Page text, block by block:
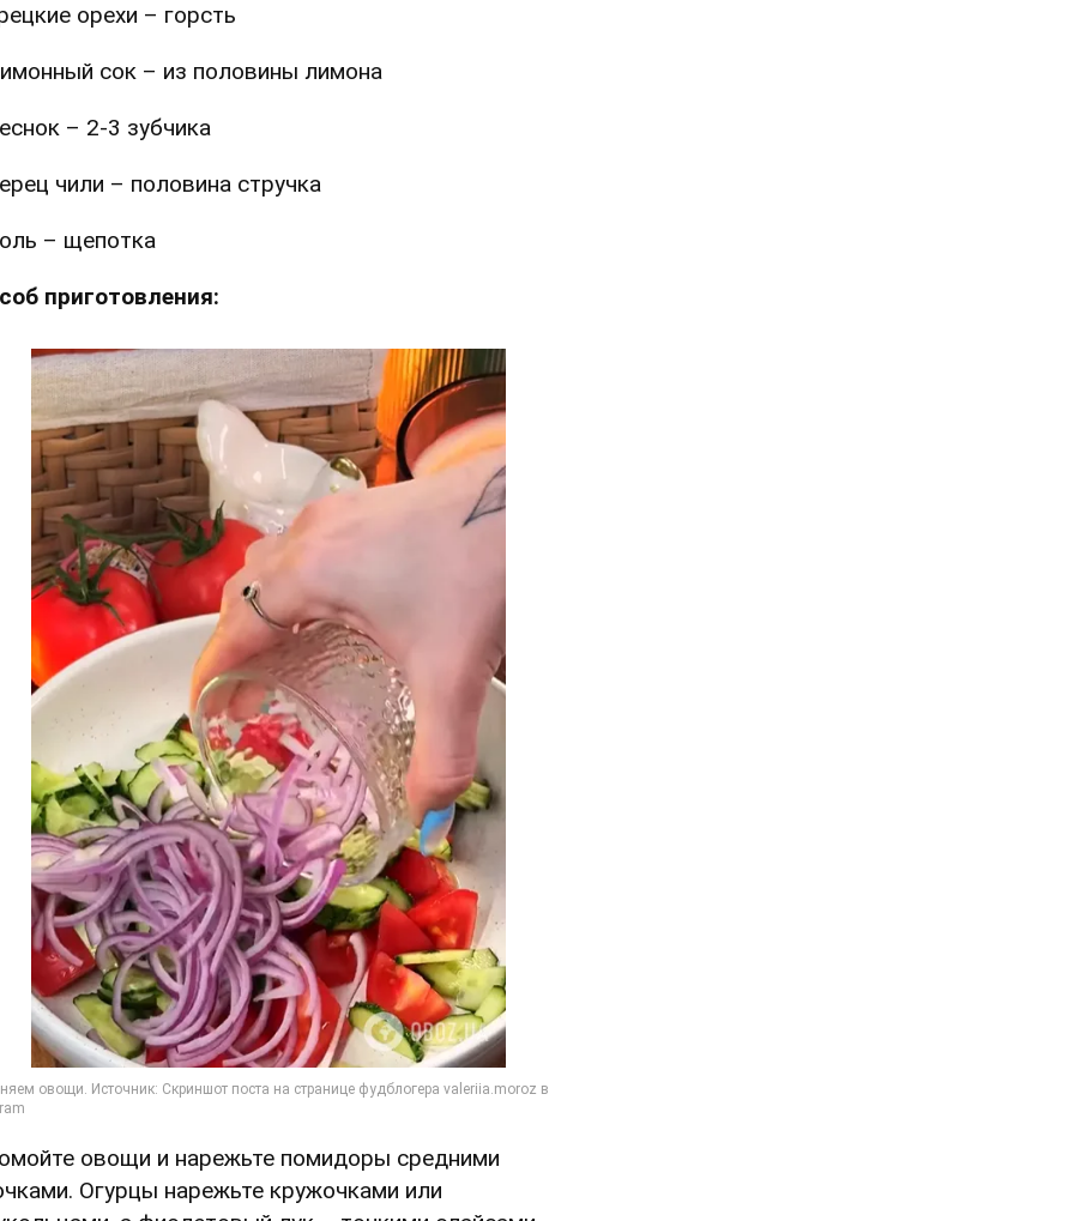
орехи – горсть
сок – из половины лимона
– 2-3 зубчика
чили – половина стручка
– щепотка
приготовления:
овощи и нарежьте помидоры средними
Огурцы нарежьте кружочками или